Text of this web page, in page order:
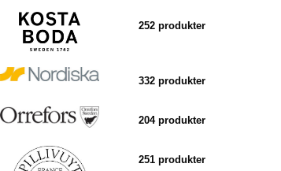
252 produkter
332 produkter
204 produkter
251 produkter